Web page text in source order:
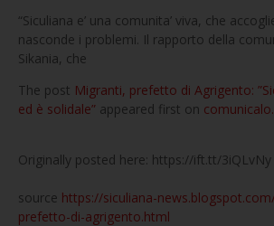
“Siculiana e’ una comunita’ viva, che
nasconde i problemi. Il rapporto della
Sikania, che
The post Migranti, prefetto di Agrigento:
ed è solidale” appeared first on
Originally posted here: https://ift.tt/3iQLvNy
source https://siculiana-
prefetto-di-agrigento.html